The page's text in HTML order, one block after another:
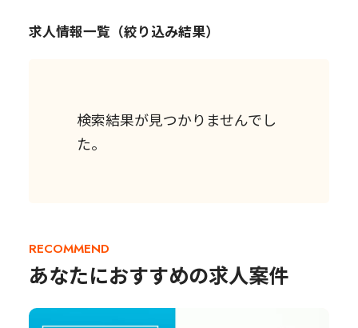
求人情報一覧（絞り込み結果）
検索結果が見つかりませんでし
た。
RECOMMEND
あなたにおすすめの求人案件